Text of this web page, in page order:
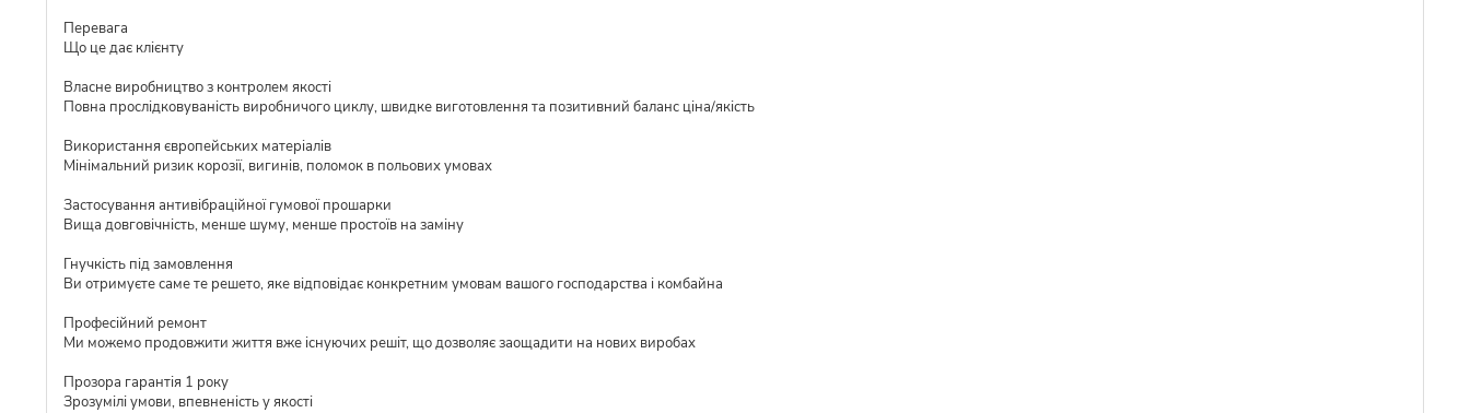
Перевага
Що це дає клієнту
Власне виробництво з контролем якості
Повна прослідковуваність виробничого циклу, швидке виготовлення та позитивний баланс ціна/якість
Використання європейських матеріалів
Мінімальний ризик корозії, вигинів, поломок в польових умовах
Застосування антивібраційної гумової прошарки
Вища довговічність, менше шуму, менше простоїв на заміну
Гнучкість під замовлення
Ви отримуєте саме те решето, яке відповідає конкретним умовам вашого господарства і комбайна
Професійний ремонт
Ми можемо продовжити життя вже існуючих решіт, що дозволяє заощадити на нових виробах
Прозора гарантія 1 року
Зрозумілі умови, впевненість у якості